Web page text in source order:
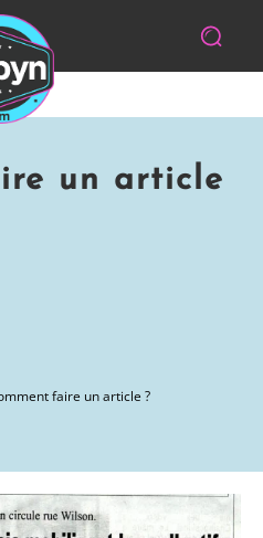
un article
faire un article ?